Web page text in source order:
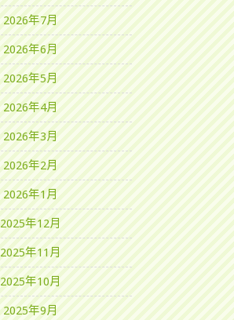
2026年7月
2026年6月
2026年5月
2026年4月
2026年3月
2026年2月
2026年1月
2025年12月
2025年11月
2025年10月
2025年9月